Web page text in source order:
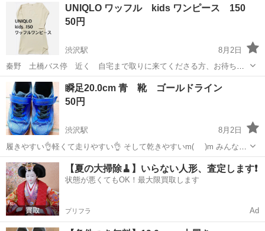
される架台（鉄製フレーム）の 補修作業やシーリング作業を行いま
す。 架台は受注生産のた...
UNIQLO ワッフル kids ワンピース 150
50円
渋沢駅
8月2日
秦野 土橋バス停 近く 自宅まで取りに来てくださる方、お待ちし
ています UNIQLO ワッフル kids ワンピース オフホワイト 150 長袖 大
人の方も、日頃XSやSでしたら着用いただけます。 軽登山、ハイキ...
神奈川 秦野市 渋沢駅 キッズ用品 ワッフル
瞬足20.0cm 青 靴 ゴールドライン
50円
渋沢駅
8月2日
履きやすい👌軽くて走りやすい👌 そして乾きやすいm(_ _)m みんな大
好き瞬足のシューズです。 鮮やかな青に、金色のラインがおしゃれ
で、こどもが気に入っていました！ かかと、履き口にダメージ🐜💧 ホ
ー...
神奈川 秦野市 渋沢駅 キッズ用品
【夏の大掃除🧹】いらない人形、査定します❗️
状態が悪くてもOK！最大限買取します
プリフラ Ad